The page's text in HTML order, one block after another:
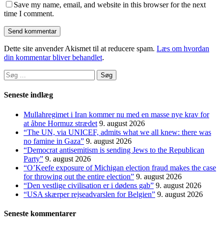
Save my name, email, and website in this browser for the next
time I comment.
Dette site anvender Akismet til at reducere spam. Læs om hvordan
din kommentar bliver behandlet.
Søg
efter:
Seneste indlæg
Mullahregimet i Iran kommer nu med en masse nye krav for
at åbne Hormuz strædet 9. august 2026
“The UN, via UNICEF, admits what we all knew: there was
no famine in Gaza” 9. august 2026
“Democrat antisemitism is sending Jews to the Republican
Party” 9. august 2026
“O’Keefe exposure of Michigan election fraud makes the case
for throwing out the entire election” 9. august 2026
“Den vestlige civilisation er i dødens gab” 9. august 2026
“USA skærper rejseadvarslen for Belgien” 9. august 2026
Seneste kommentarer